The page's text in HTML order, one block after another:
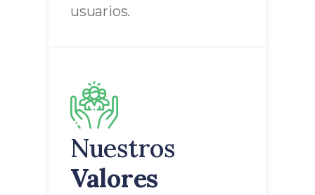
usuarios.
Nuestros
Valores